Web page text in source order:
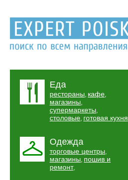
Еда
рестораны, кафе,
магазины,
супермаркеты,
столовые, готовая кухня
Одежда
торговые центры,
магазины, пошив и
ремонт,